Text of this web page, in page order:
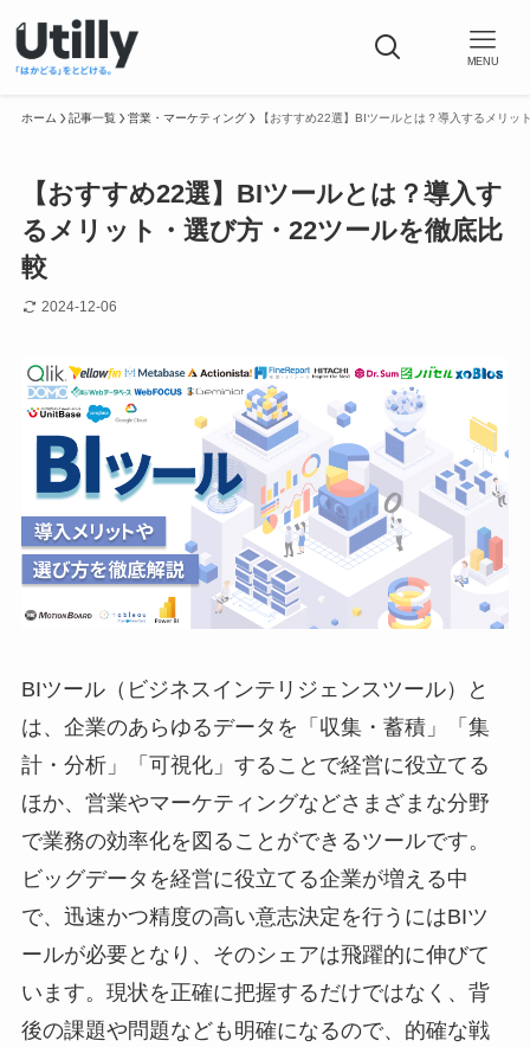
MENU
ホーム 記事一覧 営業・マーケティング 【おすすめ22選】BIツールとは？導入するメリッ
【おすすめ22選】BIツールとは？導入す
るメリット・選び方・22ツールを徹底比
較
2024-12-06
BIツール（ビジネスインテリジェンスツール）と
は、企業のあらゆるデータを「収集・蓄積」「集
計・分析」「可視化」することで経営に役立てる
ほか、営業やマーケティングなどさまざまな分野
で業務の効率化を図ることができるツールです。
ビッグデータを経営に役立てる企業が増える中
で、迅速かつ精度の高い意志決定を行うにはBIツ
ールが必要となり、そのシェアは飛躍的に伸びて
います。現状を正確に把握するだけではなく、背
後の課題や問題なども明確になるので、的確な戦